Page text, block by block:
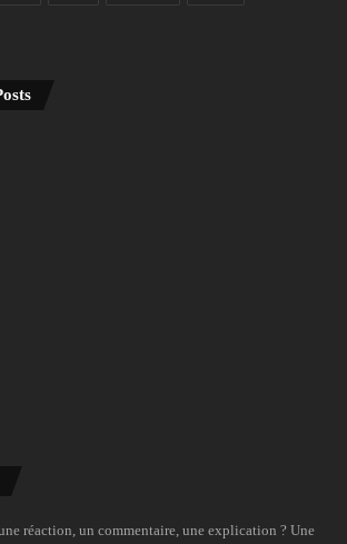
réaction, un commentaire, une explication ? Une